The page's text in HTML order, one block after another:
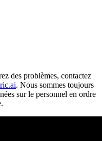
des problèmes, contactez
. Nous sommes toujours
sur le personnel en ordre